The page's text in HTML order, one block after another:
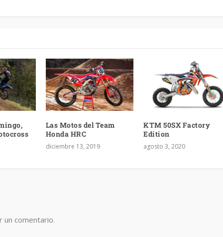
Las Motos del Team
Honda HRC
diciembre 13, 2019
KTM 50SX Factory
Edition
agosto 3, 2020
un comentario.